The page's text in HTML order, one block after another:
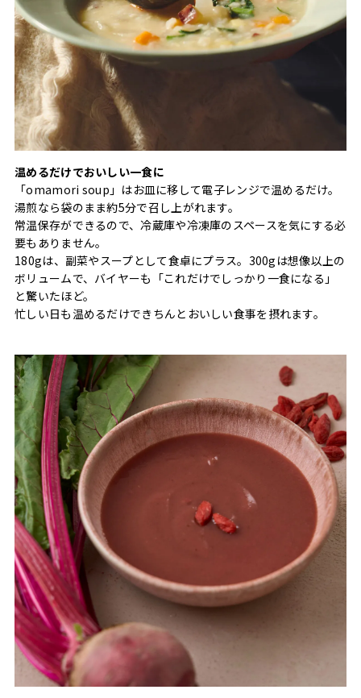
温めるだけでおいしい一食に
「omamori soup」はお皿に移して電子レンジで温めるだけ。
湯煎なら袋のまま約5分で召し上がれます。
常温保存ができるので、冷蔵庫や冷凍庫のスペースを気にする必
要もありません。
180gは、副菜やスープとして食卓にプラス。300gは想像以上の
ボリュームで、バイヤーも「これだけでしっかり一食になる」
と驚いたほど。
忙しい日も温めるだけできちんとおいしい食事を摂れます。